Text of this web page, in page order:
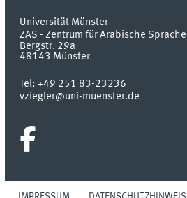
Universität Münster
ZAS - Zentrum für Arabische Sprache
Bergstr. 29a
48143 Münster
Tel:+49 251 83-23236
vziegler@uni-muenster.de